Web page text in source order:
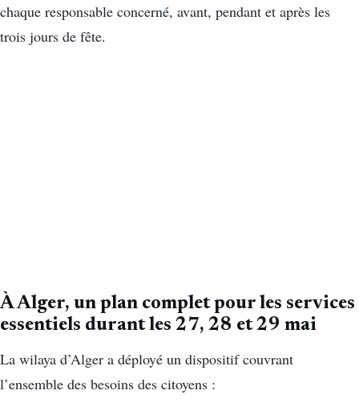
chaque responsable concerné, avant, pendant et après les
trois jours de fête.
À Alger, un plan complet pour les services
essentiels durant les 27, 28 et 29 mai
La wilaya d’Alger a déployé un dispositif couvrant
l’ensemble des besoins des citoyens :